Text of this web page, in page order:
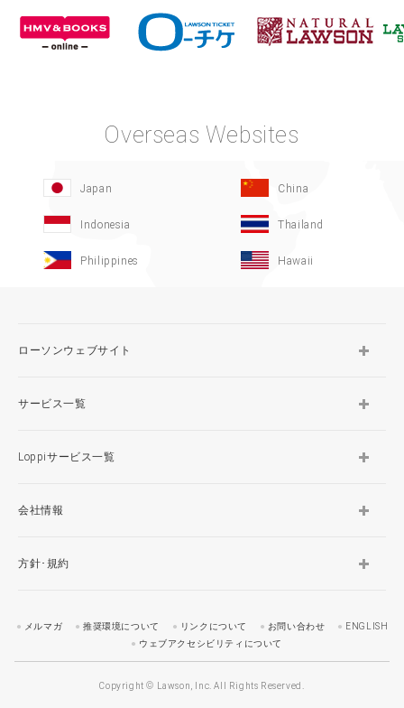
Overseas Websites
Japan China
Indonesia Thailand
Philippines Hawaii
ローソンウェブサイト
サービス一覧
Loppiサービス一覧
会社情報
方針･規約
メルマガ 推奨環境について リンクについて お問い合わせ
ENGLISH
ウェブアクセシビリティについて
Copyright © Lawson, Inc. All Rights Reserved.